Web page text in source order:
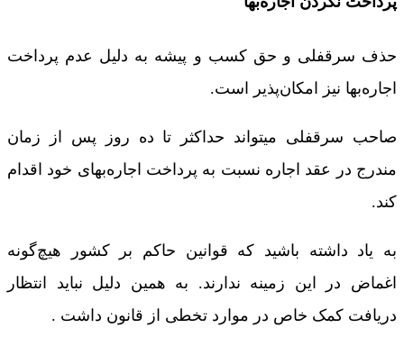
حذف سرقفلی و حق کسب و پیشه به دلیل عدم پرداخت
اجاره‌بها نیز امکان‌پذیر است.
صاحب سرقفلی میتواند حداکثر تا ده روز پس از زمان
مندرج در عقد اجاره نسبت به پرداخت اجاره‌بهای خود اقدام
کند.
به یاد داشته باشید که قوانین حاکم بر کشور هیچ‌گونه
اغماض در این زمینه ندارند. به همین دلیل نباید انتظار
دریافت کمک خاص در موارد تخطی از قانون داشت .